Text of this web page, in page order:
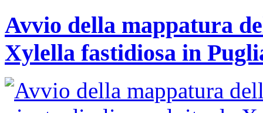
Avvio della mappatura
Xylella fastidiosa in